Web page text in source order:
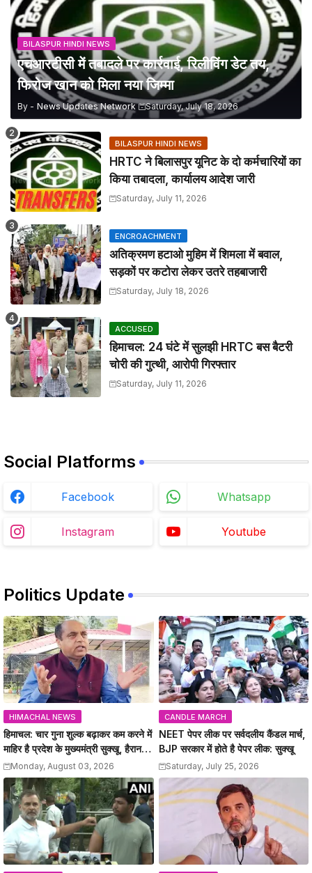
BILASPUR HINDI NEWS
एचआरटीसी में तबादले पर कार्रवाई, रिलीविंग डेट तय,
फिरोज खान को मिला नया जिम्मा
By - News Updates Network Saturday, July 18, 2026
BILASPUR HINDI NEWS
HRTC ने बिलासपुर यूनिट के दो कर्मचारियों का
किया तबादला, कार्यालय आदेश जारी
Saturday, July 11, 2026
ENCROACHMENT
अतिक्रमण हटाओ मुहिम में शिमला में बवाल,
सड़कों पर कटोरा लेकर उतरे तहबाजारी
Saturday, July 18, 2026
ACCUSED
हिमाचल: 24 घंटे में सुलझी HRTC बस बैटरी
चोरी की गुत्थी, आरोपी गिरफ्तार
Saturday, July 11, 2026
Social Platforms
Facebook Whatsapp
Instagram Youtube
Politics Update
HIMACHAL NEWS
हिमाचल: चार गुना शुल्क बढ़ाकर कम करने में
माहिर है प्रदेश के मुख्यमंत्री सुक्खू, हैरान
कर देते है सरकार के फैंसले: जयराम
Monday, August 03, 2026
CANDLE MARCH
NEET पेपर लीक पर सर्वदलीय कैंडल मार्च,
BJP सरकार में होते है पेपर लीक: सुक्खू
Saturday, July 25, 2026